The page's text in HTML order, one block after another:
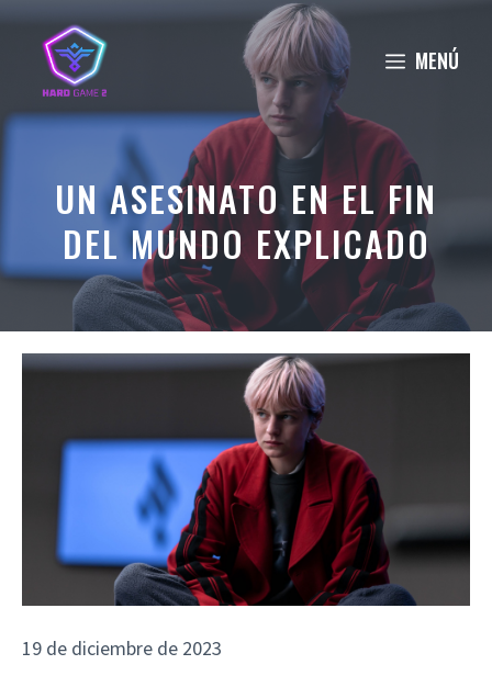
contenido
MENÚ
UN ASESINATO EN EL FIN
DEL MUNDO EXPLICADO
19 de diciembre de 2023